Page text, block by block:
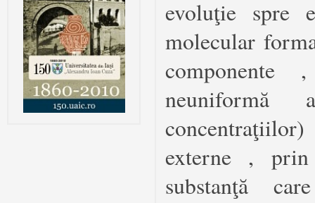
evoluţie spre
molecular
neuniformă
externe ,
substanţă